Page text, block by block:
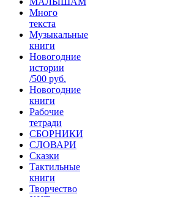
Много
текста
Музыкальные
книги
Новогодние
истории
/500 руб.
Новогодние
книги
Рабочие
тетради
СБОРНИКИ
СЛОВАРИ
Сказки
Тактильные
книги
Творчество